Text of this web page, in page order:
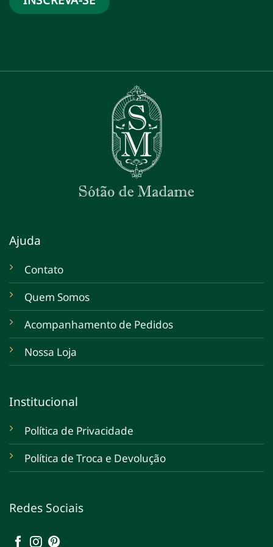
Ajuda
Contato
Quem Somos
Acompanhamento de Pedidos
Nossa Loja
Institucional
Política de Privacidade
Política de Troca e Devolução
Redes Sociais